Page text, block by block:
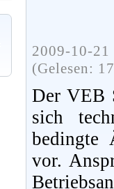
2009-10-
(Gelesen:
Der VEB
sich
bedingte
vor.